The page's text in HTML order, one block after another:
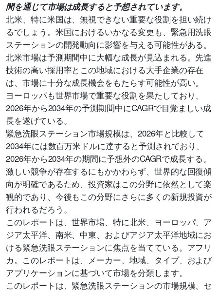
間を通じて市場は成長すると予想されています。
北米、特に米国は、無視できない重要な役割を担い続け
るでしょう。米国におけるいかなる変更も、緊急用洗眼
ステーションの開発動向に影響を与える可能性がある。
北米市場は予測期間中に大幅な成長が見込まれる。先進
技術の高い採用率とこの地域における大手企業の存在
は、市場に十分な成長機会をもたらす可能性が高い。
ヨーロッパも世界市場で重要な役割を果たしており、
2026年から2034年の予測期間中にCAGRで目覚ましい成
長を遂げている。
緊急洗眼ステーション市場規模は、2026年と比較して
2034年には数百万米ドルに達すると予測されており、
2026年から2034年の期間に予想外のCAGRで成長する。
激しい競争が存在するにもかかわらず、世界的な回復傾
向が明確であるため、投資家はこの分野に依然として楽
観的であり、今後もこの分野にさらに多くの新規投資が
行われるだろう。
このレポートは、世界市場、特に北米、ヨーロッパ、ア
ジア太平洋、南米、中東、およびアジア太平洋地域にお
ける緊急洗眼ステーションに焦点を当てている。アフリ
カ。このレポートは、メーカー、地域、タイプ、および
アプリケーションに基づいて市場を分類します。
このレポートは、緊急洗眼ステーションの市場規模、セ